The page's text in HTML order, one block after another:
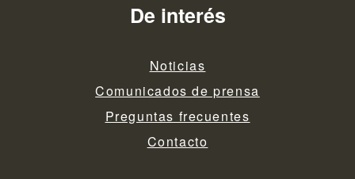
De interés
Noticias
Comunicados de prensa
Preguntas frecuentes
Contacto